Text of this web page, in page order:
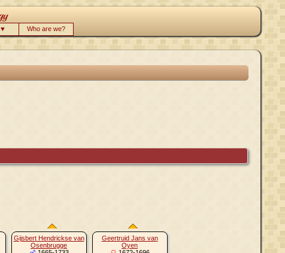
Who are we?
Gijsbert Hendrickse van
Osenbrugge
Geertruid Jans van
Oyen